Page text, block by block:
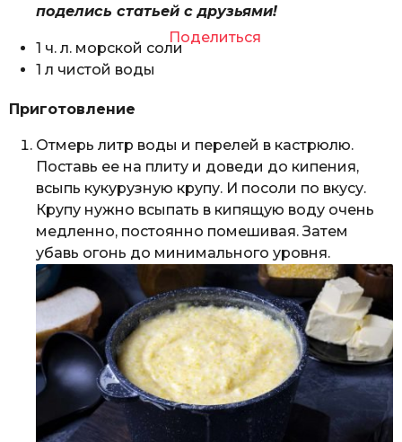
поделись статьей с друзьями!
Поделиться
1 ч. л. морской соли
1 л чистой воды
Приготовление
Отмерь литр воды и перелей в кастрюлю.
Поставь ее на плиту и доведи до кипения,
всыпь кукурузную крупу. И посоли по вкусу.
Крупу нужно всыпать в кипящую воду очень
медленно, постоянно помешивая. Затем
убавь огонь до минимального уровня.